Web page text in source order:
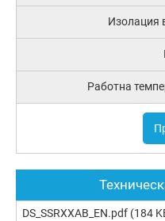
Изолация
Работна
DS_SSRXXAB_EN.pdf (184